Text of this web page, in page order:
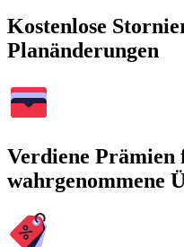
Kostenlose
Planänderungen
Verdiene Prämien
wahrgenommene